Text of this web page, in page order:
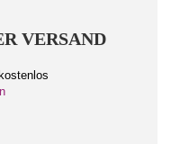
VERSAND